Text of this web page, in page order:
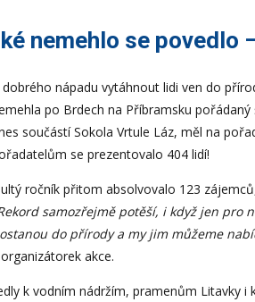
nemehlo se povedlo
dobrého nápadu vytáhnout lidi ven do
po Brdech na Příbramsku
součástí Sokola Vrtule Láz, měl na
se prezentovalo 404 lidí!
ročník přitom absolvovalo 123
samozřejmě potěší, i když jen pro
do přírody a my jim můžeme
akce.
k vodním nádržím, pramenům Litavky i